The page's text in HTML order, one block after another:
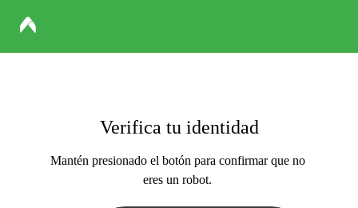
Verifica tu identidad
Mantén presionado el botón para confirmar que no
eres un robot.